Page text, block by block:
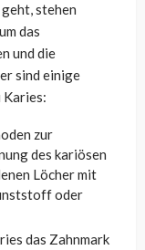
stehen
das
und die
sind einige
zur
des kariösen
Löcher mit
oder
das Zahnmark